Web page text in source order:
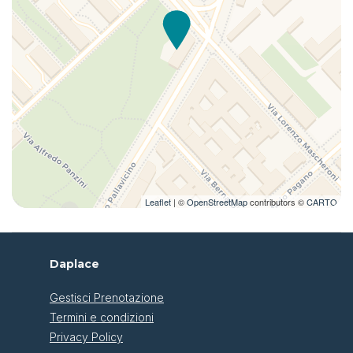
procedura di self check-in.
-Non è permesso organizzare feste all'interno
dell'appartamento e la fascia oraria del silenzio è dalle
22:00:00 alle 08:00:00
Leaflet | ©OpenStreetMapcontributors ©CARTO
Daplace
Gestisci Prenotazione
Termini e condizioni
Privacy Policy